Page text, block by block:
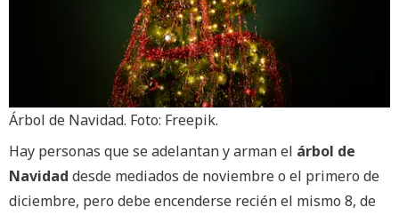
Árbol de Navidad. Foto: Freepik.
Hay personas que se adelantan y arman el árbol de
Navidad desde mediados de noviembre o el primero de
diciembre, pero debe encenderse recién el mismo 8, de